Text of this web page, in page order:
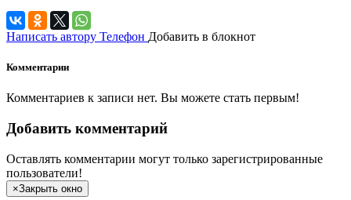
Написать автору Телефон Добавить в блокнот
Комментарии
Комментариев к записи нет. Вы можете стать первым!
Добавить комментарий
Оставлять комментарии могут только зарегистрированные
пользователи!
×Закрыть окно